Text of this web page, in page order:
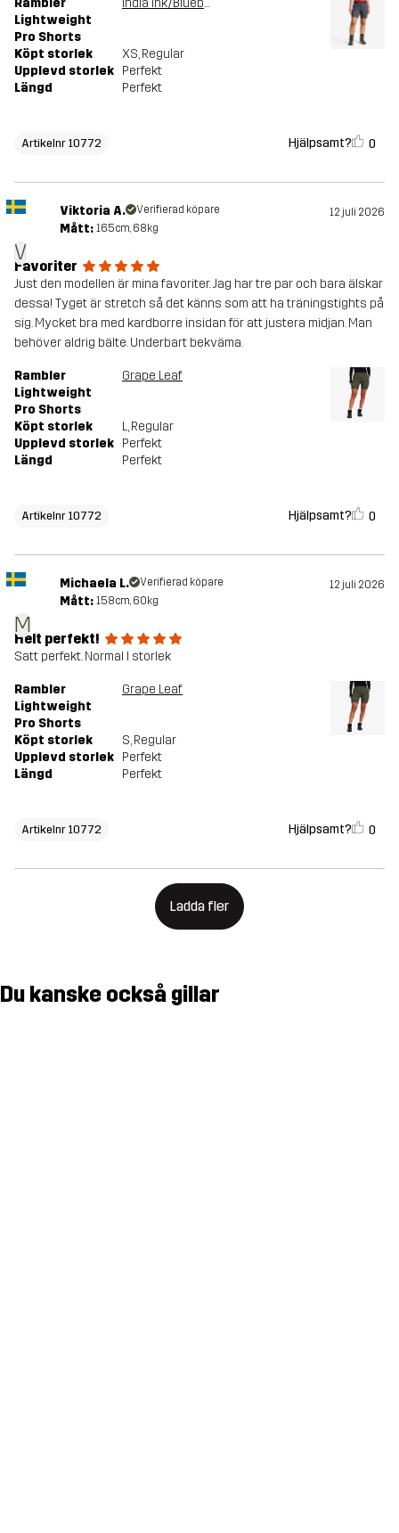
Lightweight
Pro Shorts
Köpt storlek XS, Regular
Upplevd storlek Perfekt
Längd
Perfekt
Artikelnr 10772 Hjälpsamt? 0
V
Viktoria A. Verifierad köpare 12 juli 2026
Mått: 165cm, 68kg
Favoriter
Just den modellen är mina favoriter. Jag har tre par och bara älskar
dessa! Tyget är stretch så det känns som att ha träningstights på
sig. Mycket bra med kardborre insidan för att justera midjan. Man
behöver aldrig bälte. Underbart bekväma.
Rambler
Lightweight
Pro Shorts
Grape Leaf
Köpt storlek L, Regular
Upplevd storlek Perfekt
Längd
Perfekt
Artikelnr 10772 Hjälpsamt? 0
M
Michaela L. Verifierad köpare 12 juli 2026
Mått: 158cm, 60kg
Helt perfekt!
Satt perfekt. Normal I storlek
Rambler
Lightweight
Pro Shorts
Grape Leaf
Köpt storlek S, Regular
Upplevd storlek Perfekt
Längd
Perfekt
Artikelnr 10772 Hjälpsamt? 0
Ladda fler
Du kanske också gillar